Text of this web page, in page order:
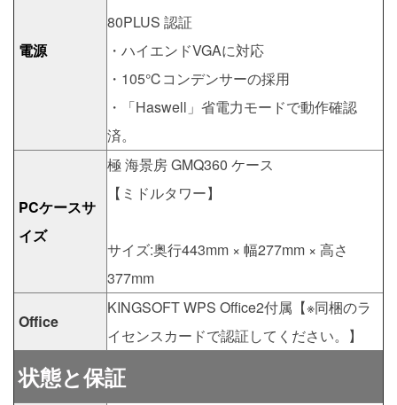
電源
80PLUS 認証
・ハイエンドVGAに対応
・105℃コンデンサーの採用
・「Haswell」省電力モードで動作確認
済。
PCケースサ
イズ
極 海景房 GMQ360 ケース
【ミドルタワー】
サイズ:奥行443mm × 幅277mm × 高さ
377mm
Office
KINGSOFT WPS Office2付属【※同梱のラ
イセンスカードで認証してください。】
状態と保証